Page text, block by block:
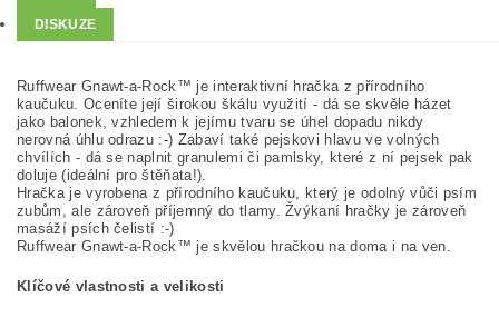
DISKUZE
Ruffwear Gnawt-a-Rock™ je interaktivní hračka z přírodního
kaučuku. Oceníte její širokou škálu využití - dá se skvěle házet
jako balonek, vzhledem k jejímu tvaru se úhel dopadu nikdy
nerovná úhlu odrazu :-) Zabaví také pejskovi hlavu ve volných
chvílích - dá se naplnit granulemi či pamlsky, které z ní pejsek pak
doluje (ideální pro štěňata!).
Hračka je vyrobena z přírodního kaučuku, který je odolný vůči psím
zubům, ale zároveň příjemný do tlamy. Žvýkaní hračky je zároveň
masáží psích čelistí :-)
Ruffwear Gnawt-a-Rock™ je skvělou hračkou na doma i na ven.
Klíčové vlastnosti a velikosti